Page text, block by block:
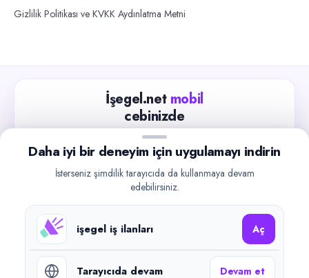
Gizlilik Politikası ve KVKK Aydınlatma Metni
İşegel.net mobil
cebinizde
Güncel iş ilanlarını takip edin, işverenlerle hızlıca
iletişime geçin.
Google Play
©2026işegel.net. Tüm hakları saklıdır.
Daha iyi bir deneyim için uygulamayı indirin
İsterseniz şimdilik tarayıcıda da kullanmaya devam
edebilirsiniz.
işegel iş ilanları Aç
Tarayıcıda devam Devam et